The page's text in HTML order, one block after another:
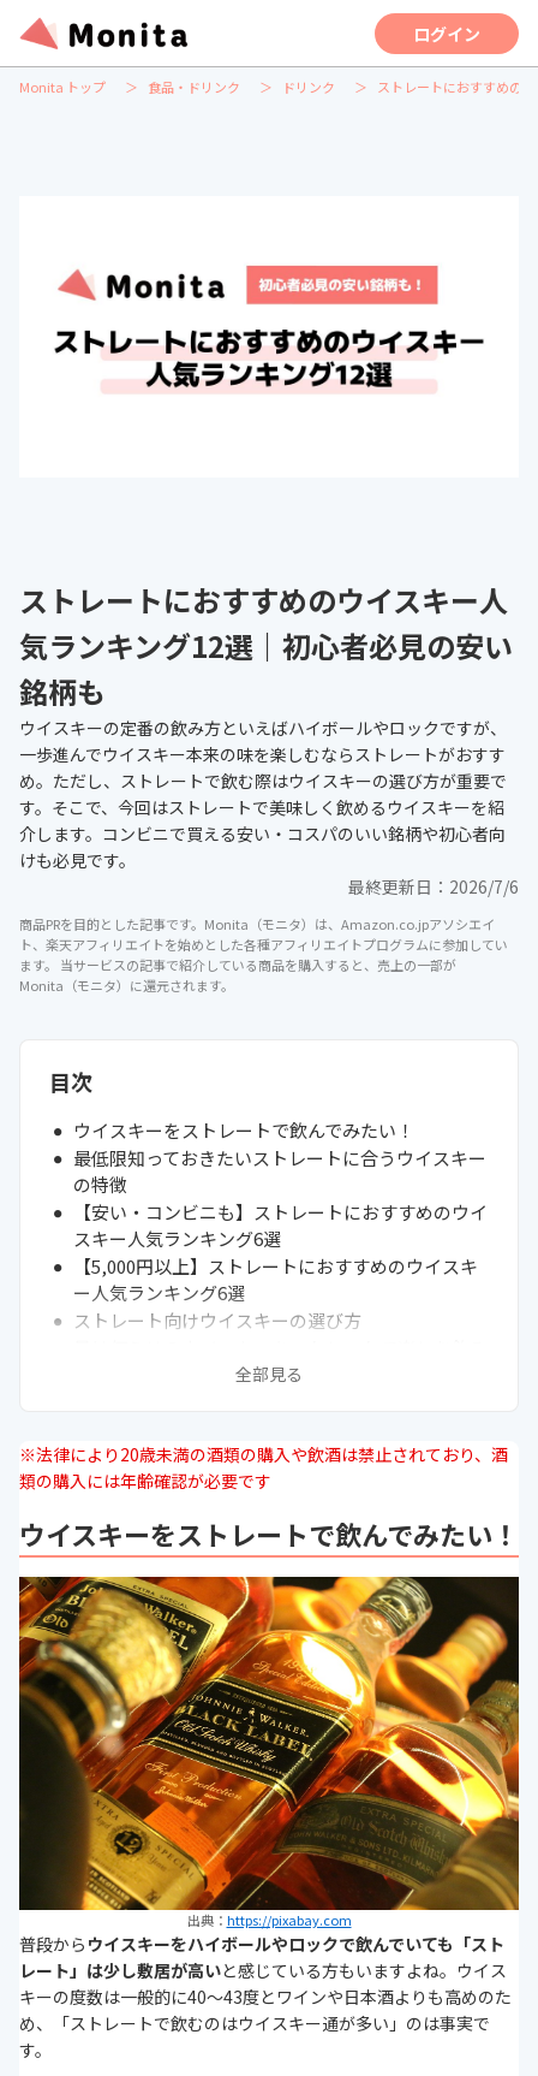
ログイン
Monita トップ 食品・ドリンク ドリンク ストレートにおすすめの
ストレートにおすすめのウイスキー人
気ランキング12選｜初心者必見の安い
銘柄も
ウイスキーの定番の飲み方といえばハイボールやロックですが、
一歩進んでウイスキー本来の味を楽しむならストレートがおすす
め。ただし、ストレートで飲む際はウイスキーの選び方が重要で
す。そこで、今回はストレートで美味しく飲めるウイスキーを紹
介します。コンビニで買える安い・コスパのいい銘柄や初心者向
けも必見です。
最終更新日： 2026/7/6
商品PRを目的とした記事です。Monita（モニタ）は、Amazon.co.jpアソシエイ
ト、楽天アフィリエイトを始めとした各種アフィリエイトプログラムに参加してい
ます。 当サービスの記事で紹介している商品を購入すると、売上の一部が
Monita（モニタ）に還元されます。
目次
ウイスキーをストレートで飲んでみたい！
最低限知っておきたいストレートに合うウイスキー
の特徴
【安い・コンビニも】ストレートにおすすめのウイ
スキー人気ランキング6選
【5,000円以上】ストレートにおすすめのウイスキ
ー人気ランキング6選
ストレート向けウイスキーの選び方
い？体に悪い？
全部見る
※法律により20歳未満の酒類の購入や飲酒は禁止されており、酒
類の購入には年齢確認が必要です
ウイスキーをストレートで飲んでみたい！
出典： https://pixabay.com
普段から ウイスキーをハイボールやロックで飲んでいても「スト
レート」は少し敷居が高いと感じている方もいますよね。ウイス
キーの度数は一般的に40～43度とワインや日本酒よりも高めのた
め、「ストレートで飲むのはウイスキー通が多い」のは事実で
す。